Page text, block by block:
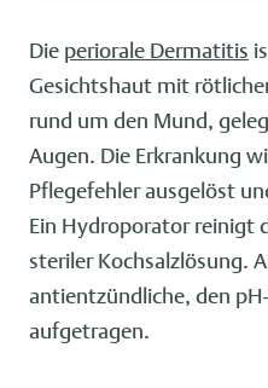
Die periorale Dermatitis
Gesichtshaut mit
rund um den Mund,
Augen. Die Erkrankung
Pflegefehler ausgelöst
Ein Hydroporator reinigt
steriler Kochsalzlösung.
antientzündliche, den
aufgetragen.